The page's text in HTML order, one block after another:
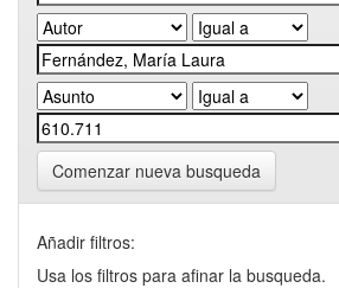
Comenzar nueva busqueda
Añadir filtros:
Usa los filtros para afinar la busqueda.